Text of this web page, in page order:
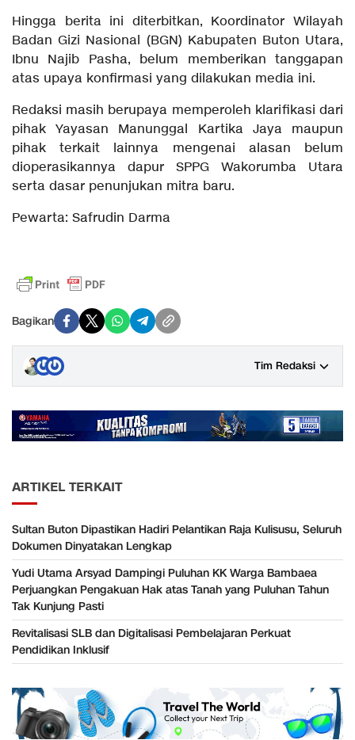
Hingga berita ini diterbitkan, Koordinator Wilayah
Badan Gizi Nasional (BGN) Kabupaten Buton Utara,
Ibnu Najib Pasha, belum memberikan tanggapan
atas upaya konfirmasi yang dilakukan media ini.
Redaksi masih berupaya memperoleh klarifikasi dari
pihak Yayasan Manunggal Kartika Jaya maupun
pihak terkait lainnya mengenai alasan belum
dioperasikannya dapur SPPG Wakorumba Utara
serta dasar penunjukan mitra baru.
Pewarta: Safrudin Darma
Bagikan
Tim Redaksi
ARTIKEL TERKAIT
Sultan Buton Dipastikan Hadiri Pelantikan Raja Kulisusu, Seluruh
Dokumen Dinyatakan Lengkap
Yudi Utama Arsyad Dampingi Puluhan KK Warga Bambaea
Perjuangkan Pengakuan Hak atas Tanah yang Puluhan Tahun
Tak Kunjung Pasti
Revitalisasi SLB dan Digitalisasi Pembelajaran Perkuat
Pendidikan Inklusif